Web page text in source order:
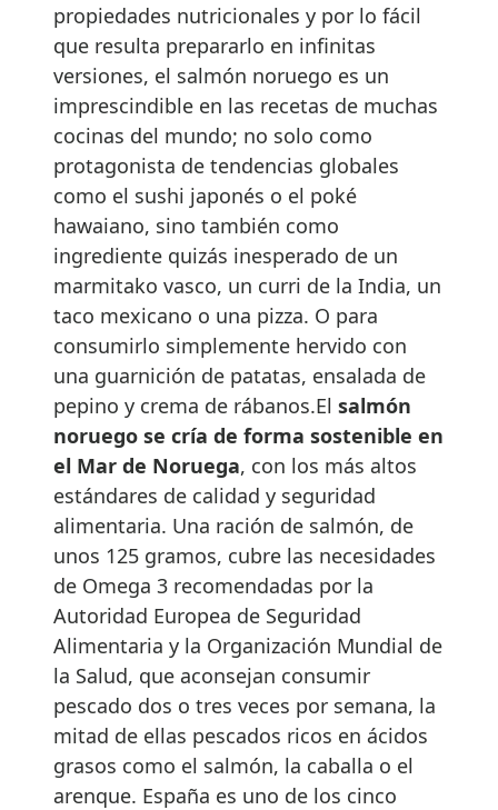
propiedades nutricionales y por lo fácil
que resulta prepararlo en infinitas
versiones, el salmón noruego es un
imprescindible en las recetas de muchas
cocinas del mundo; no solo como
protagonista de tendencias globales
como el sushi japonés o el poké
hawaiano, sino también como
ingrediente quizás inesperado de un
marmitako vasco, un curri de la India, un
taco mexicano o una pizza. O para
consumirlo simplemente hervido con
una guarnición de patatas, ensalada de
pepino y crema de rábanos.El salmón
noruego se cría de forma sostenible en
el Mar de Noruega, con los más altos
estándares de calidad y seguridad
alimentaria. Una ración de salmón, de
unos 125 gramos, cubre las necesidades
de Omega 3 recomendadas por la
Autoridad Europea de Seguridad
Alimentaria y la Organización Mundial de
la Salud, que aconsejan consumir
pescado dos o tres veces por semana, la
mitad de ellas pescados ricos en ácidos
grasos como el salmón, la caballa o el
arenque. España es uno de los cinco